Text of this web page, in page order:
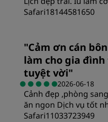
Safari18144581650
Giá trị
Giấc ngủ
"Cảm ơn cán
làm cho gia
tuyệt vời"
2026-06-18
Cảnh đẹp ,phòng
ăn ngon Dịch vụ tốt
Safari11033723949